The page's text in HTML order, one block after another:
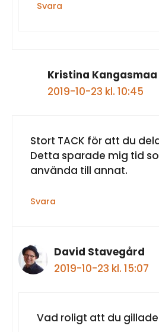
Svara
Kristina Kangasmaa
2019-10-23 kl. 10:45
Stort TACK för att du
Detta sparade mig tid
använda till annat.
Svara
David Stavegård
2019-10-23 kl. 15:07
Vad roligt att du